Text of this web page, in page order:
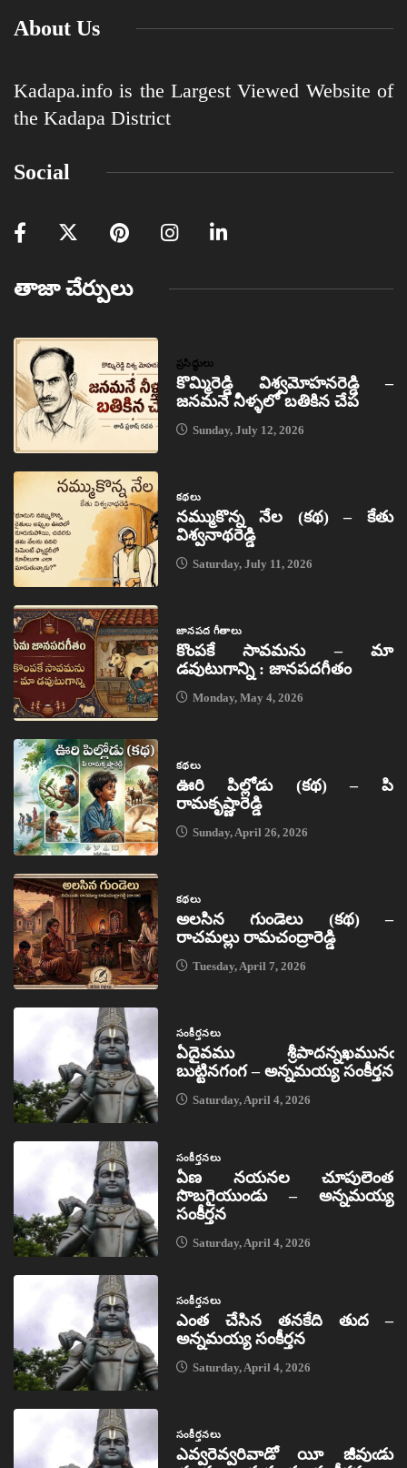
About Us
Kadapa.info is the Largest Viewed Website of
the Kadapa District
Social
తాజా చేర్పులు
ప్రసిద్ధులు
కొమ్మిరెడ్డి విశ్వమోహనరెడ్డి –
జనమనే నీళ్ళలో బతికిన చేప
Sunday, July 12, 2026
కథలు
నమ్ముకొన్న నేల (కథ) – కేతు
విశ్వనాథరెడ్డి
Saturday, July 11, 2026
జానపద గీతాలు
కొంపకే సావమను – మా
డవుటుగాన్ని : జానపదగీతం
Monday, May 4, 2026
కథలు
ఊరి పిల్లోడు (కథ) – పి
రామకృష్ణారెడ్డి
Sunday, April 26, 2026
కథలు
అలసిన గుండెలు (కథ) –
రాచమల్లు రామచంద్రారెడ్డి
Tuesday, April 7, 2026
సంకీర్తనలు
ఏదైవము శ్రీపాదన్నఖమునఁ
బుట్టినగంగ – అన్నమయ్య సంకీర్తన
Saturday, April 4, 2026
సంకీర్తనలు
ఏణ నయనల చూపులెంత
సొబగైయుండు – అన్నమయ్య
సంకీర్తన
Saturday, April 4, 2026
సంకీర్తనలు
ఎంత చేసిన తనకేది తుద –
అన్నమయ్య సంకీర్తన
Saturday, April 4, 2026
సంకీర్తనలు
ఎవ్వరెవ్వరివాడో యీ జీవుఁడు